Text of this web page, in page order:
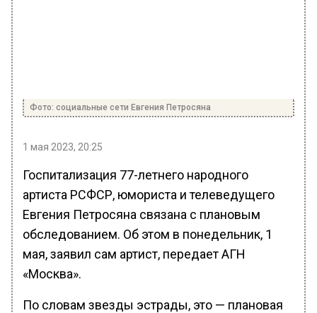
Фото: социальные сети Евгения Петросяна
1 мая 2023, 20:25
Госпитализация 77-летнего народного
артиста РСФСР, юмориста и телеведущего
Евгения Петросяна связана с плановым
обследованием. Об этом в понедельник, 1
мая, заявил сам артист, передает АГН
«Москва».
По словам звезды эстрады, это — плановая